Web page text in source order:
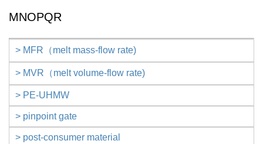
MNOPQR
> MFR（melt mass-flow rate)
> MVR（melt volume-flow rate)
> PE-UHMW
> pinpoint gate
> post-consumer material